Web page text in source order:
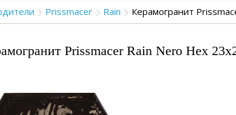
Prissmacer Rain Керамогранит
Prissmacer Rain Nero Hex